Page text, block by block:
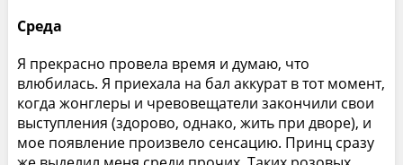
Среда
Я прекрасно провела время и думаю, что
влюбилась. Я приехала на бал аккурат в тот момент,
когда жонглеры и чревовещатели закончили свои
выступления (здорово, однако, жить при дворе), и
мое появление произвело сенсацию. Принц сразу